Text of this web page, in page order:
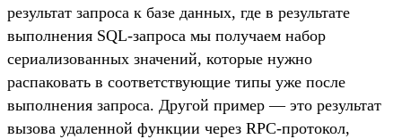
результат запроса к базе данных, где в результате
выполнения SQL-запроса мы получаем набор
сериализованных значений, которые нужно
распаковать в соответствующие типы уже после
выполнения запроса. Другой пример — это результат
вызова удаленной функции через RPC-протокол,